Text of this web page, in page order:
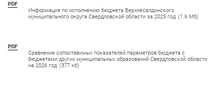
PDF
Информация по исполнению бюджета Верхнесалдинского
муниципального округа Свердловской области за 2025 год (1.6 Мб)
PDF
Сравнение сопоставимых показателей параметров бюджета с
бюджетами других муниципальных образований Свердловской области
на 2026 год (377 кб)